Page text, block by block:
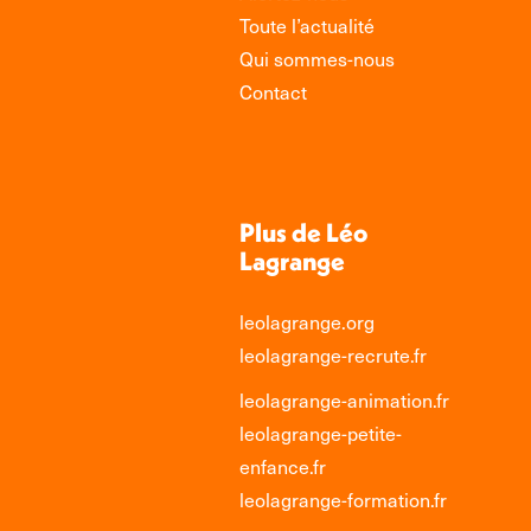
Toute l’actualité
Qui sommes-nous
Contact
Plus de Léo
Lagrange
leolagrange.org
leolagrange-recrute.fr
leolagrange-animation.fr
leolagrange-petite-
enfance.fr
leolagrange-formation.fr